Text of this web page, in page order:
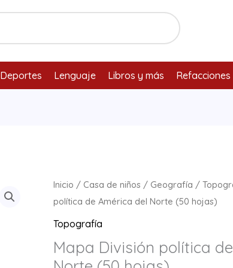
Deportes Lenguaje Libros y más Refacciones
Inicio / Casa de niños / Geografía /
política de América del Norte (50 hojas)
Topografía
Mapa División política
Mapa
División
política
América